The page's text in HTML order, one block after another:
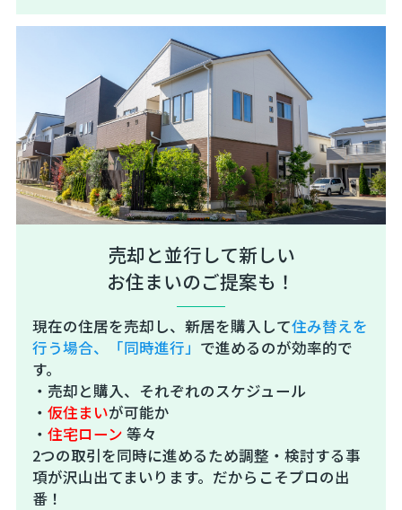
売却と並行して新しい
お住まいのご提案も！
現在の住居を売却し、新居を購入して住み替えを
行う場合、「同時進行」 で進めるのが効率的で
す。
・売却と購入、それぞれのスケジュール
・ 仮住まいが可能か
・ 住宅ローン 等々
2つの取引を同時に進めるため調整・検討する事
項が沢山出てまいります。だからこそプロの出
番！